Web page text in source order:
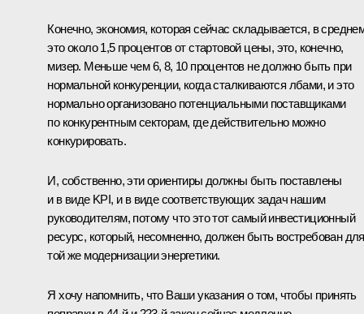
Конечно, экономия, которая сейчас складывается, в
это около 1,5 процентов от стартовой цены, это, конечно,
мизер. Меньше чем 6, 8, 10 процентов не должно быть при
нормальной конкуренции, когда сталкиваются лбами, и это
нормально организовано потенциальными поставщиками
по конкурентным секторам, где действительно можно
конкурировать.
И, собственно, эти ориентиры должны быть поставлены
и в виде KPI, и в виде соответствующих задач нашим
руководителям, потому что это тот самый инвестиционный
ресурс, который, несомненно, должен быть востребован для
той же модернизации энергетики.
Я хочу напомнить, что Ваши указания о том, чтобы принять